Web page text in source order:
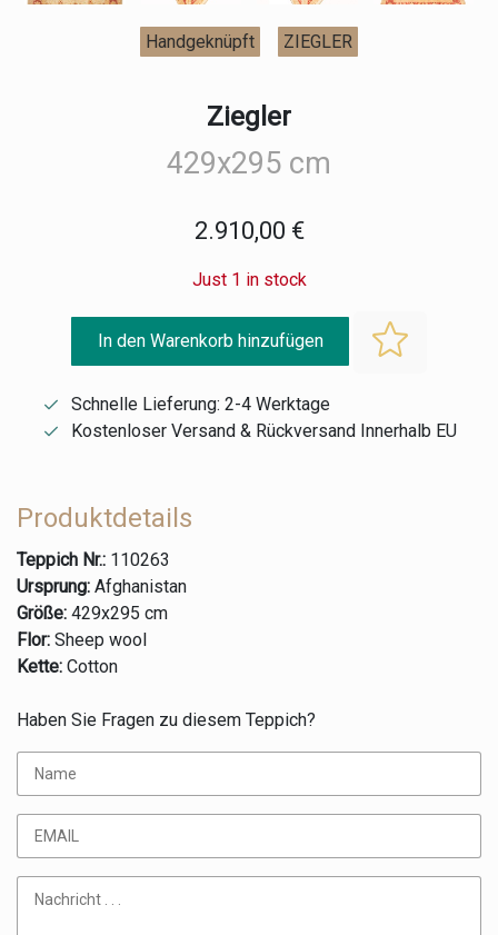
Handgeknüpft ZIEGLER
Ziegler
429x295 cm
2.910,00 €
Just 1 in stock
In den Warenkorb hinzufügen
Schnelle Lieferung: 2-4 Werktage
Kostenloser Versand & Rückversand Innerhalb EU
Produktdetails
Teppich Nr.: 110263
Ursprung: Afghanistan
Größe: 429x295 cm
Flor: Sheep wool
Kette: Cotton
Haben Sie Fragen zu diesem Teppich?